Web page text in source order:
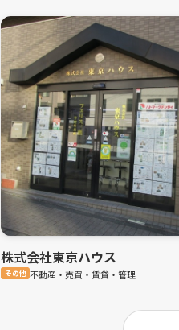
株式会社東京ハウス
その他 不動産・売買・賃貸・管理